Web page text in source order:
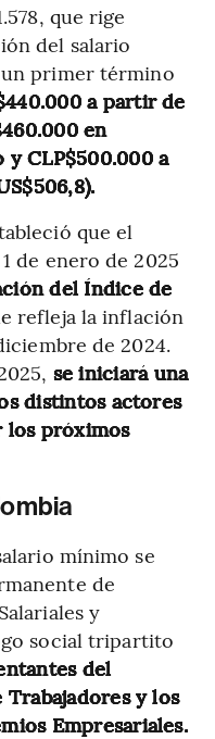
que rige
del salario
primer término
a partir de
en
y CLP$500.000 a
que el
de enero de 2025
del Índice de
refleja la inflación
de 2024.
se iniciará una
distintos actores
los próximos
mínimo se
de
y
social tripartito
del
y los
Empresariales.